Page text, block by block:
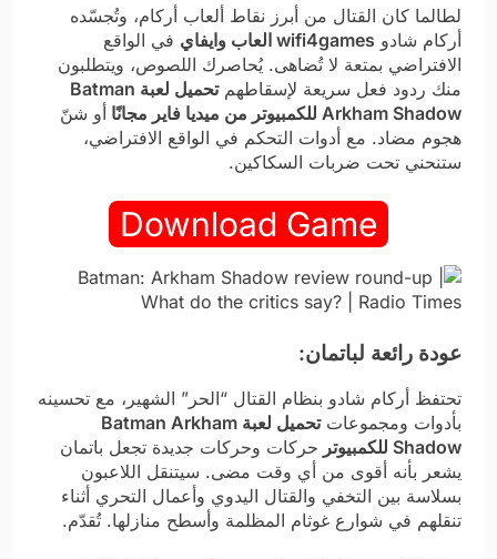
لطالما كان القتال من أبرز نقاط ألعاب أركام، وتُجسّده
أركام شادو wifi4games العاب وايفاي
في الواقع
الافتراضي بمتعة لا تُضاهى. يُحاصرك اللصوص، ويتطلبون
منك ردود فعل سريعة لإسقاطهم
تحميل لعبة Batman
Arkham Shadow للكمبيوتر من ميديا فاير مجانًا
أو شنّ
هجوم مضاد. مع أدوات التحكم في الواقع الافتراضي،
ستنحني تحت ضربات السكاكين.
Download Game
عودة رائعة لباتمان:
تحتفظ أركام شادو بنظام القتال “الحر” الشهير، مع تحسينه
بأدوات ومجموعات
تحميل لعبة Batman Arkham
Shadow للكمبيوتر
حركات وحركات جديدة تجعل باتمان
يشعر بأنه أقوى من أي وقت مضى. سيتنقل اللاعبون
بسلاسة بين التخفي والقتال اليدوي وأعمال التحري أثناء
تنقلهم في شوارع غوثام المظلمة وأسطح منازلها. تُقدّم.